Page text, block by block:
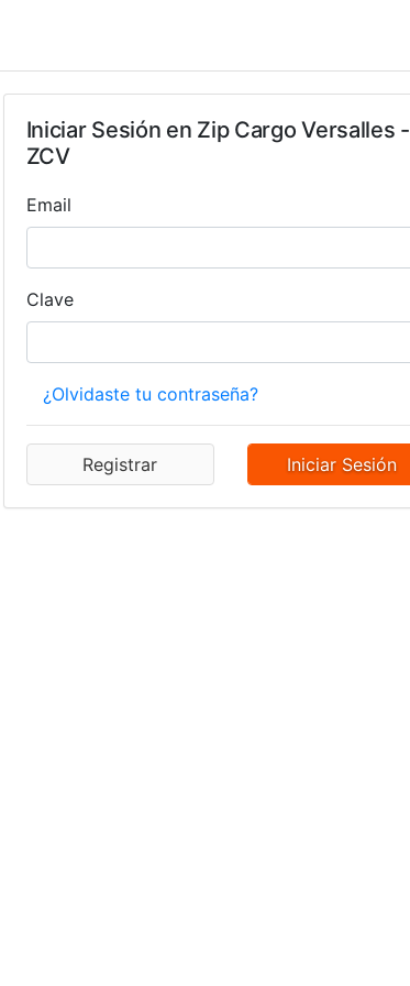
Iniciar Sesión en Zip Cargo Versalles -
ZCV
Email
Clave
¿Olvidaste tu contraseña?
Registrar Iniciar Sesión